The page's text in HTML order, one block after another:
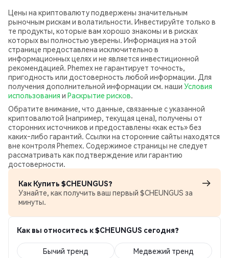
Цены на криптовалюту подвержены значительным
рыночным рискам и волатильности. Инвестируйте только в
те продукты, которые вам хорошо знакомы и в рисках
которых вы полностью уверены. Информация на этой
странице предоставлена исключительно в
информационных целях и не является инвестиционной
рекомендацией. Phemex не гарантирует точность,
пригодность или достоверность любой информации. Для
получения дополнительной информации см. наши Условия
использования и Раскрытие рисков.
Обратите внимание, что данные, связанные с указанной
криптовалютой (например, текущая цена), получены от
сторонних источников и предоставлены «как есть» без
каких‑либо гарантий. Ссылки на сторонние сайты находятся
вне контроля Phemex. Содержимое страницы не следует
рассматривать как подтверждение или гарантию
достоверности.
Как Купить $CHEUNGUS?
Узнайте, как получить ваш первый $CHEUNGUS за
минуты.
Как вы относитесь к $CHEUNGUS сегодня?
Бычий тренд Медвежий тренд